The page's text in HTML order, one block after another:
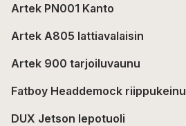
Artek PN001 Kanto
Artek A805 lattiavalaisin
Artek 900 tarjoiluvaunu
Fatboy Headdemock riippukeinu
DUX Jetson lepotuoli